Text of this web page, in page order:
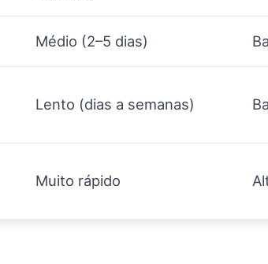
Médio (2–5 dias)
Lento (dias a semanas)
Muito rápido